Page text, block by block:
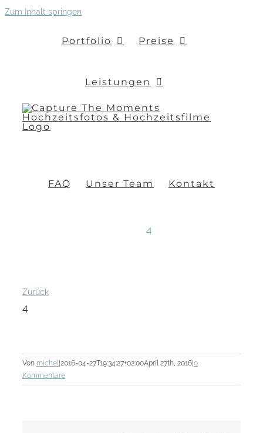
Zum Inhalt springen
Portfolio Preise
Leistungen
FAQ Unser Team Kontakt
4
Zurück
4
Von michel |2016-04-27T19:34:27+02:00April 27th, 2016|0
Kommentare